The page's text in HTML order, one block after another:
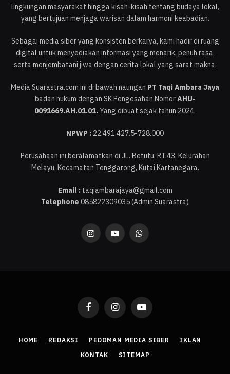
lingkungan masyarakat hingga kisah-kisah tentang budaya lokal,
yang bertujuan menjaga warisan dalam harmoni keabadian.
Sebagai media siber yang konsisten berkarya, kami hadir di ruang
digital untuk menyediakan informasi yang menarik, penuh rasa,
serta menjembatani jiwa dengan cerita lokal yang sarat makna.
Media Suarastra.com ini di bawah naungan PT Taqi Ambara Jaya
badan hukum dengan SK Pengesahan NomorAHU-
0091669.AH.01.01.Yang dibuat sejak tahun 2024.
NPWP : 22.491.427.5-728.000
Perusahaan ini beralamatkan di JL. Betutu, RT.43, Kelurahan
Melayu, Kecamatan Tenggarong, Kutai Kartanegara.
Email :taqiambarajaya@gmail.com
Telephone 085822309035 (Admin Suarastra)
InstagramYouTubeWhatsApp
FacebookInstagramYouTube
HOME REDAKSI PEDOMAN MEDIA SIBER
IKLAN
KONTAK
SITEMAP